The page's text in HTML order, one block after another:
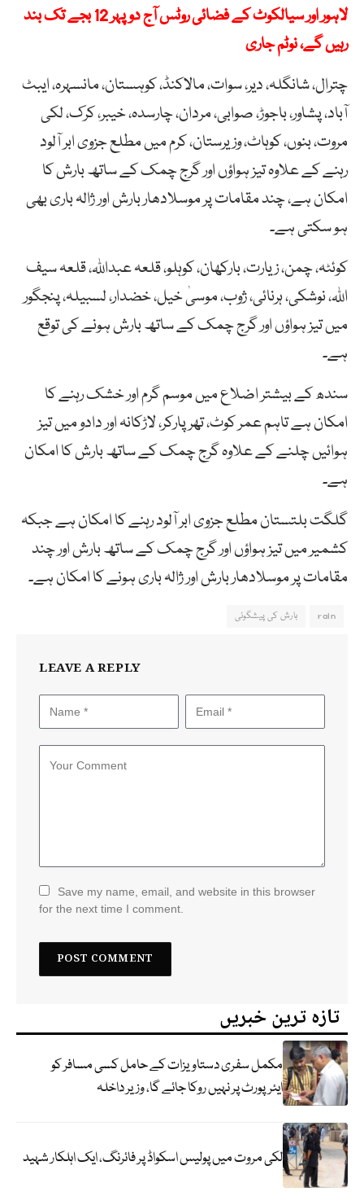
لاہور اور سیالکوٹ کے فضائی روٹس آج دوپہر 12 بجے تک بند
رہیں گے، نوٹم جاری
چترال، شانگلہ، دیر، سوات، مالاکنڈ، کوہستان، مانسہرہ، ایبٹ
آباد، پشاور، باجوڑ، صوابی، مردان، چارسدہ، خیبر، کرک، لکی
مروت، بنوں، کوہاٹ، وزیرستان، کرم میں مطلع جزوی ابر آلود
رہنے کے علاوہ تیز ہواؤں اور گرج چمک کے ساتھ بارش کا
امکان ہے، چند مقامات پر موسلادھار بارش اور ژالہ باری بھی
ہو سکتی ہے۔
کوئٹہ، چمن، زیارت، بارکھان، کوہلو، قلعہ عبداللہ، قلعہ سیف
اللہ، نوشکی، ہرنائی، ژوب، موسیٰ خیل، خضدار، لسبیلہ، پنجگور
میں تیز ہواؤں اور گرج چمک کے ساتھ بارش ہونے کی توقع
ہے۔
سندھ کے بیشتر اضلاع میں موسم گرم اور خشک رہنے کا
امکان ہے تاہم عمر کوٹ، تھرپارکر، لاڑکانہ اور دادو میں تیز
ہوائیں چلنے کے علاوہ گرج چمک کے ساتھ بارش کا امکان
ہے۔
گلگت بلتستان مطلع جزوی ابر آلود رہنے کا امکان ہے جبکہ
کشمیر میں تیز ہواؤں اور گرج چمک کے ساتھ بارش اور چند
مقامات پر موسلادھار بارش اور ژالہ باری ہونے کا امکان ہے۔
rain بارش کی پیشگوئی
LEAVE A REPLY
Save my name, email, and website in this browser
for the next time I comment.
تازہ ترین خبریں
مکمل سفری دستاویزات کے حامل کسی مسافر کو
ایئرپورٹ پر نہیں روکا جائے گا، وزیر داخلہ
لکی مروت میں پولیس اسکواڈ پر فائرنگ، ایک اہلکار شہید